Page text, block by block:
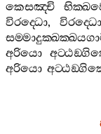
කෙසඤ‍්චි
විරද‍්ධො, විරද‍්ධො
අරියො
අරියො